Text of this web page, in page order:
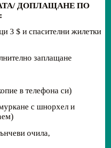
ДОПЛАЩАНЕ ПО
3 $ и спасителни жилетки
заплащане
в телефона си)
с шнорхел и
очила,